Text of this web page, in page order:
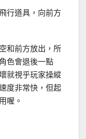
行道具，向前方
和前方放出，所
色會退後一點
就視乎玩家操縱
度非常快，但起
喔。